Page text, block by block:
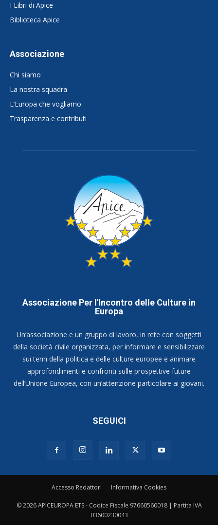
I Libri di Apice
Biblioteca Apice
Associazione
Chi siamo
La nostra squadra
L’Europa che vogliamo
Trasparenza e contributi
Associazione Per l'Incontro delle Culture in
Europa
Un’associazione e un gruppo di lavoro, in rete con soggetti
della società civile organizzata, per informare e sensibilizzare
sui temi della politica e delle culture europee e animare
approfondimenti e confronti sulle prospettive future
dell’Unione Europea, con un’attenzione particolare ai giovani.
SEGUICI
Accesso Redattori Informativa Cookies
© 2026 APICEUROPA ETS - Codice Fiscale 97660560018 | Partita IVA
03600230043